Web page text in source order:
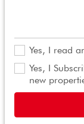
Yes, I read
Yes, I
new